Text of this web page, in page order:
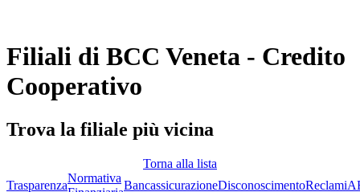
Filiali di BCC Veneta - Credito
Cooperativo
Trova la filiale più vicina
Torna alla lista
Trasparenza
Normativa
BancassicurazioneDisconoscimentoReclami